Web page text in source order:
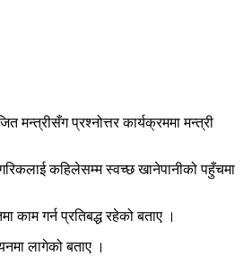
प्रश्नोत्तर कार्यक्रममा मन्त्री
कहिलेसम्म स्वच्छ खानेपानीको पहुँचमा
गर्न प्रतिबद्ध रहेको बताए ।
लागेको बताए ।